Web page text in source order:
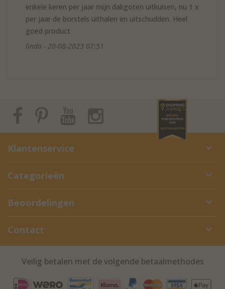
enkele keren per jaar mijn dakgoten uitkuisen, nu 1 x
per jaar de borstels uithalen en uitschudden. Heel
goed product
linda - 20-08-2023 07:51
Klantenservice
Categorieën
Beoordelingen
Contact
Veilig betalen met de volgende betaalmethodes